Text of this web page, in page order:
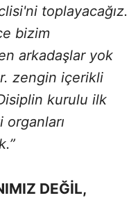
toplayacağız.
bizim
arkadaşlar yok
zengin içerikli
kurulu ilk
organları
DEĞİL,